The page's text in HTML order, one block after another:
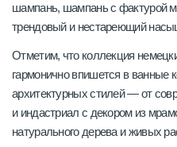
шампань, шампань с фактурой
трендовый и нестареющий
Отметим, что коллекция
гармонично впишется в ванные
архитектурных стилей — от
и индастриал с декором из
натурального дерева и живых